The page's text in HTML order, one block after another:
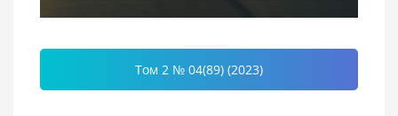
Том 2 № 04(89) (2023)